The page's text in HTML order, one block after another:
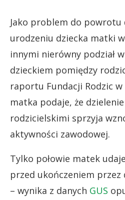
Jako problem do powrotu
urodzeniu dziecka matki
innymi nierówny podział
dzieckiem pomiędzy
raportu Fundacji Rodzic
matka podaje, że
rodzicielskimi sprzyja
aktywności zawodowej.
Tylko połowie matek
przed ukończeniem przez
– wynika z danych GUS